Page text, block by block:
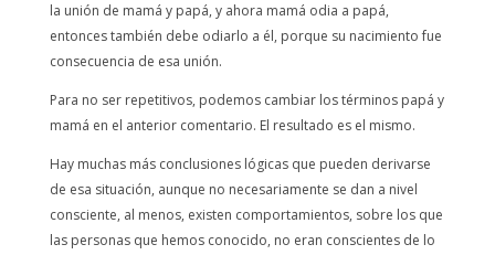
la unión de mamá y papá, y ahora mamá odia a papá,
entonces también debe odiarlo a él, porque su nacimiento fue
consecuencia de esa unión.
Para no ser repetitivos, podemos cambiar los términos papá y
mamá en el anterior comentario. El resultado es el mismo.
Hay muchas más conclusiones lógicas que pueden derivarse
de esa situación, aunque no necesariamente se dan a nivel
consciente, al menos, existen comportamientos, sobre los que
las personas que hemos conocido, no eran conscientes de lo